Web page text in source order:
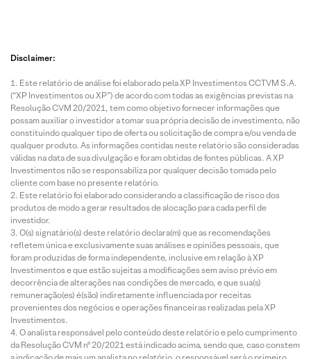
Disclaimer:
Este relatório de análise foi elaborado pela XP Investimentos CCTVM S.A.
(“XP Investimentos ou XP”) de acordo com todas as exigências previstas na
Resolução CVM 20/2021, tem como objetivo fornecer informações que
possam auxiliar o investidor a tomar sua própria decisão de investimento, não
constituindo qualquer tipo de oferta ou solicitação de compra e/ou venda de
qualquer produto. As informações contidas neste relatório são consideradas
válidas na data de sua divulgação e foram obtidas de fontes públicas. A XP
Investimentos não se responsabiliza por qualquer decisão tomada pelo
cliente com base no presente relatório.
Este relatório foi elaborado considerando a classificação de risco dos
produtos de modo a gerar resultados de alocação para cada perfil de
investidor.
O(s) signatário(s) deste relatório declara(m) que as recomendações
refletem única e exclusivamente suas análises e opiniões pessoais, que
foram produzidas de forma independente, inclusive em relação à XP
Investimentos e que estão sujeitas a modificações sem aviso prévio em
decorrência de alterações nas condições de mercado, e que sua(s)
remuneração(es) é(são) indiretamente influenciada por receitas
provenientes dos negócios e operações financeiras realizadas pela XP
Investimentos.
O analista responsável pelo conteúdo deste relatório e pelo cumprimento
da Resolução CVM nº 20/2021 está indicado acima, sendo que, caso constem